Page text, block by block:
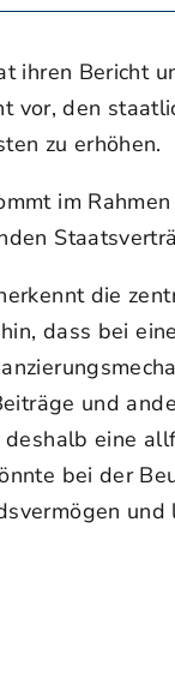
ihren Bericht
vor, den
zu erhöhen.
im
die
dass bei
und
eine
bei der